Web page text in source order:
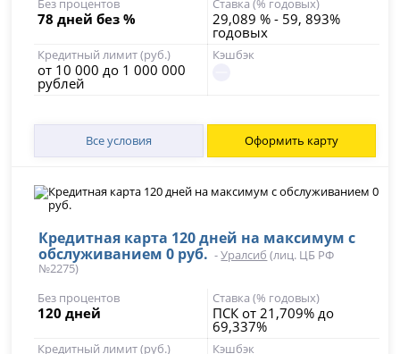
Без процентов
78 дней без %
Ставка (% годовых)
29,089 % - 59, 893%
годовых
Кредитный лимит (руб.)
от 10 000 до 1 000 000
рублей
Кэшбэк
Все условия Оформить карту
Кредитная карта 120 дней на максимум с
обслуживанием 0 руб. -Уралсиб (лиц. ЦБ РФ
№2275)
Без процентов
120 дней
Ставка (% годовых)
ПСК от 21,709% до
69,337%
Кредитный лимит (руб.) Кэшбэк